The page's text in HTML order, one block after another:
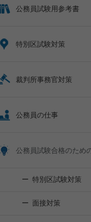
公務員試験用参考書
特別区試験対策
裁判所事務官対策
公務員の仕事
公務員試験合格のため
特別区試験対策
面接対策